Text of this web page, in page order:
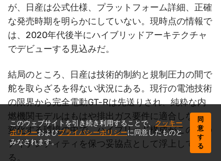
が、日産は公式仕様、プラットフォーム詳細、正確
な発売時期を明らかにしていない。現時点の情報で
は、2020年代後半にハイブリッドアーキテクチャ
でデビューする見込みだ。
結局のところ、日産は技術的制約と規制圧力の間で
舵を取らざるを得ない状況にある。現行の電池技術
の限界から完全電動GT-Rは先送りされ、純粋な内
燃機関モデルはもはや排出ガス要件に適合しない。
変化する環境の中で、ハイブリッド構成がこの車の
アイデンティティを保つ妥協点として浮上してい
る。
このウェブサイトを引き続き利用することで、 クッキー
ポリシーおよびプライバシーポリシーに同意したものと
みなされます。
同
意
す
る